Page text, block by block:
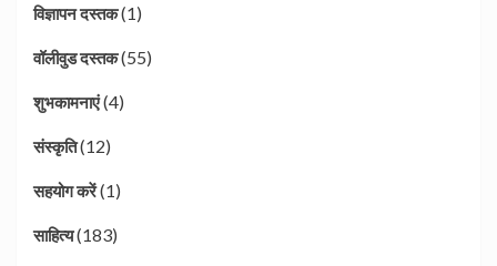
विज्ञापन दस्तक(1)
वॉलीवुड दस्तक(55)
शुभकामनाएं(4)
संस्कृति(12)
सहयोग करें(1)
साहित्य(183)